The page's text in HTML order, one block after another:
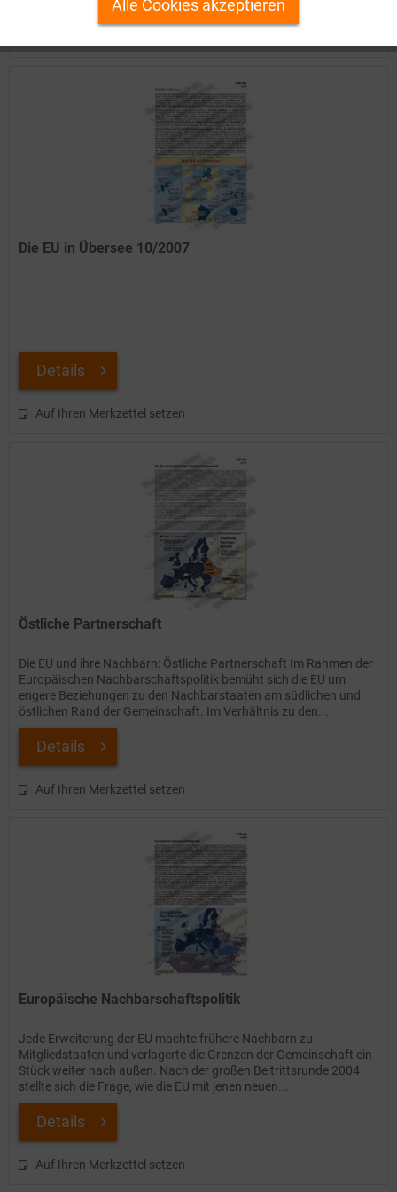
Die EU in Übersee 10/2007
Details
Auf Ihren Merkzettel setzen
Östliche Partnerschaft
Die EU und ihre Nachbarn: Östliche Partnerschaft Im Rahmen der
Europäischen Nachbarschaftspolitik bemüht sich die EU um
engere Beziehungen zu den Nachbarstaaten am südlichen und
östlichen Rand der Gemeinschaft. Im Verhältnis zu den...
Details
Auf Ihren Merkzettel setzen
Europäische Nachbarschaftspolitik
Jede Erweiterung der EU machte frühere Nachbarn zu
Mitgliedstaaten und verlagerte die Grenzen der Gemeinschaft ein
Stück weiter nach außen. Nach der großen Beitrittsrunde 2004
stellte sich die Frage, wie die EU mit jenen neuen...
Details
Auf Ihren Merkzettel setzen
Service
Alle Cookies akzeptieren